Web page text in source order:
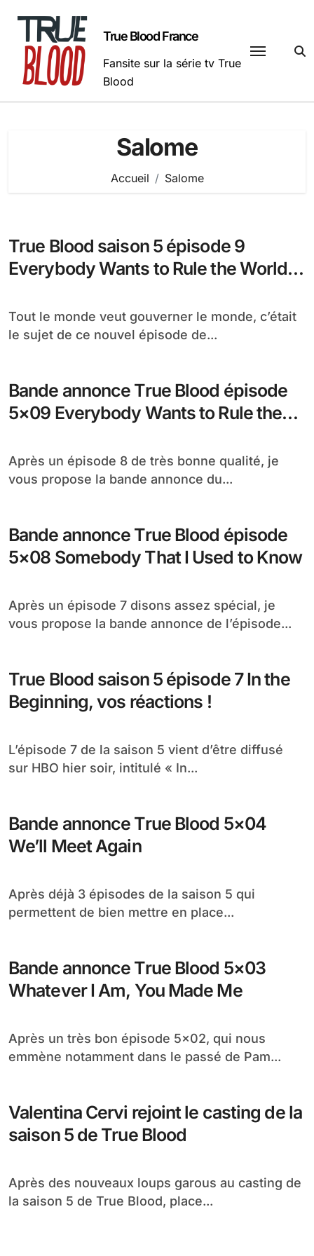
contenu
True Blood France
Fansite sur la série tv True
Blood
Salome
Accueil Salome
True Blood saison 5 épisode 9
Everybody Wants to Rule the World,
Tout le monde veut gouverner le monde, c’était
le sujet de ce nouvel épisode de...
Bande annonce True Blood épisode
5×09 Everybody Wants to Rule the
Après un épisode 8 de très bonne qualité, je
vous propose la bande annonce du...
Bande annonce True Blood épisode
5×08 Somebody That I Used to Know
Après un épisode 7 disons assez spécial, je
vous propose la bande annonce de l’épisode...
True Blood saison 5 épisode 7 In the
Beginning, vos réactions !
L’épisode 7 de la saison 5 vient d’être diffusé
sur HBO hier soir, intitulé « In...
Bande annonce True Blood 5×04
We’ll Meet Again
Après déjà 3 épisodes de la saison 5 qui
permettent de bien mettre en place...
Bande annonce True Blood 5×03
Whatever I Am, You Made Me
Après un très bon épisode 5×02, qui nous
emmène notamment dans le passé de Pam...
Valentina Cervi rejoint le casting de la
saison 5 de True Blood
Après des nouveaux loups garous au casting de
la saison 5 de True Blood, place...